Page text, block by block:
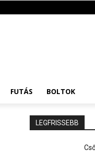
FUTÁS BOLTOK
LEGFRISSEBB